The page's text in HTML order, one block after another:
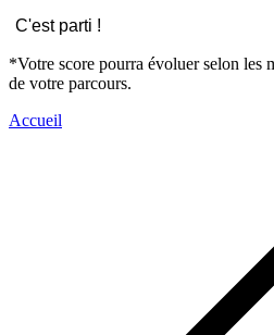
C'est parti !
*Votre score pourra évoluer selon les
de votre parcours.
Accueil